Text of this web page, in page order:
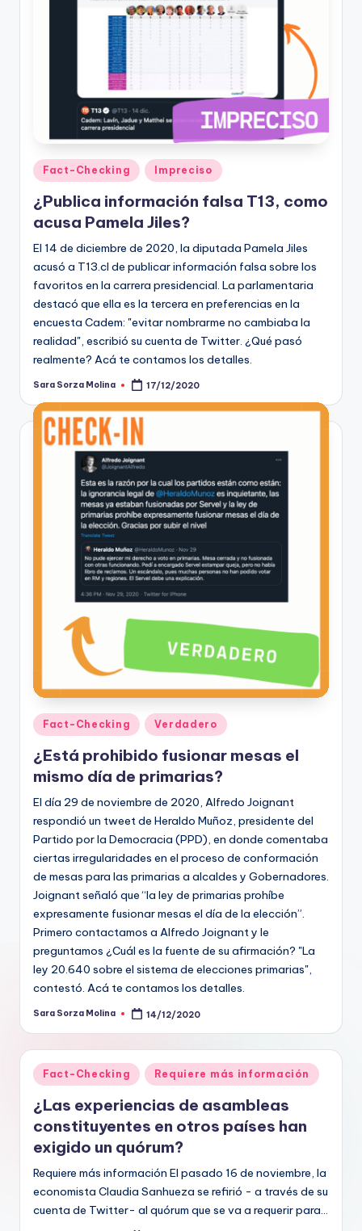
Publicado
en
Fact-Checking Impreciso
¿Publica información falsa T13, como
acusa Pamela Jiles?
El 14 de diciembre de 2020, la diputada Pamela Jiles
acusó a T13.cl de publicar información falsa sobre los
favoritos en la carrera presidencial. La parlamentaria
destacó que ella es la tercera en preferencias en la
encuesta Cadem: "evitar nombrarme no cambiaba la
realidad", escribió su cuenta de Twitter. ¿Qué pasó
realmente? Acá te contamos los detalles.
Publicado
Sara Sorza Molina 17/12/2020
Publicado
en
Fact-Checking Verdadero
¿Está prohibido fusionar mesas el
mismo día de primarias?
El día 29 de noviembre de 2020, Alfredo Joignant
respondió un tweet de Heraldo Muñoz, presidente del
Partido por la Democracia (PPD), en donde comentaba
ciertas irregularidades en el proceso de conformación
de mesas para las primarias a alcaldes y Gobernadores.
Joignant señaló que “la ley de primarias prohíbe
expresamente fusionar mesas el día de la elección”.
Primero contactamos a Alfredo Joignant y le
preguntamos ¿Cuál es la fuente de su afirmación? "La
ley 20.640 sobre el sistema de elecciones primarias",
contestó. Acá te contamos los detalles.
Publicado
Sara Sorza Molina 14/12/2020
Publicado
en
Fact-Checking Requiere más información
¿Las experiencias de asambleas
constituyentes en otros países han
exigido un quórum?
Requiere más información El pasado 16 de noviembre, la
economista Claudia Sanhueza se refirió - a través de su
cuenta de Twitter- al quórum que se va a requerir para…